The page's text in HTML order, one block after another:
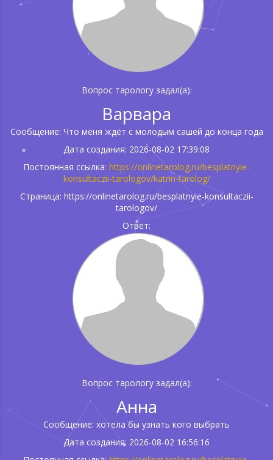
Вопрос тарологу задал(а):
Варвара
Сообщение: Что меня ждёт с молодым сашей до конца года
Дата создания: 2026-08-02 17:39:08
Постоянная ссылка: https://onlinetarolog.ru/besplatnyie-
konsultaczii-tarologov/katrin-tarolog/
Страница: https://onlinetarolog.ru/besplatnyie-konsultaczii-
tarologov/
Ответ:
Вопрос тарологу задал(а):
Анна
Сообщение: хотела бы узнать кого выбрать
Дата создания: 2026-08-02 16:56:16